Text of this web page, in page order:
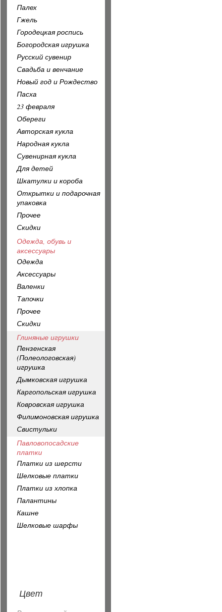
Палех
Гжель
Городецкая роспись
Богородская игрушка
Русский сувенир
Свадьба и венчание
Новый год и Рождество
Пасха
23 февраля
Обереги
Авторская кукла
Народная кукла
Сувенирная кукла
Для детей
Шкатулки и короба
Открытки и подарочная
упаковка
Прочее
Скидки
Одежда, обувь и
аксессуары
Одежда
Аксессуары
Валенки
Тапочки
Прочее
Скидки
Глиняные игрушки
Пензенская
(Полеологовская)
игрушка
Дымковская игрушка
Каргопольская игрушка
Ковровская игрушка
Филимоновская игрушка
Свистульки
Павловопосадские
платки
Платки из шерсти
Шелковые платки
Платки из хлопка
Палантины
Кашне
Шелковые шарфы
Цвет